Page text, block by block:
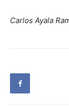
Carlos Ayala